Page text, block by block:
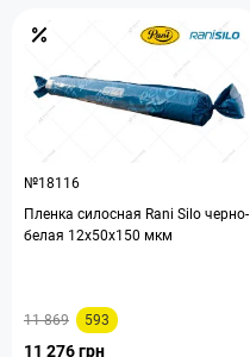
№18116
Пленка силосная Rani Silo черно-
белая 12х50х150 мкм
11 869 593
11 276 грн